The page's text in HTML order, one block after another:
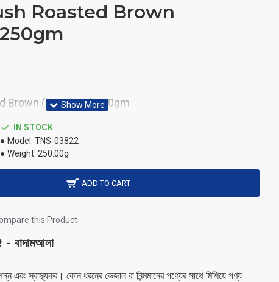
Roasted Brown
Brown (Premium) 250gm
IN STOCK
Model: TNS-03822
Weight: 250.00g
ADD TO CART
this Product
স্বাস্থ্যকর। কোন ধরনের ভেজাল বা নিন্মমানের পণ্যের সাথে মিশিয়ে পণ্য